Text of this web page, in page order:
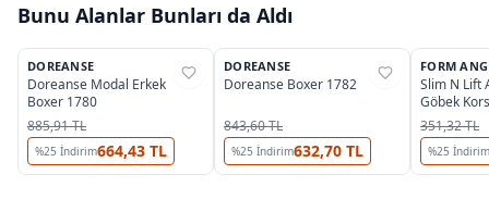
Bunu Alanlar Bunları da Aldı
%25
DOREANSE
Doreanse Modal Erkek
Boxer 1780
885,91 TL
%25 İndirim664,43 TL
%25
DOREANSE
Doreanse Boxer 1782
843,60 TL
%25 İndirim632,70 TL
%39
FORM
Slim N Lift
Göbek
351,32 TL
%25 İndirim